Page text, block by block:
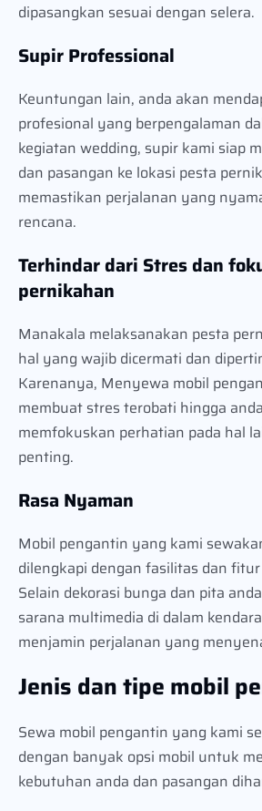
dipasangkan sesuai dengan selera.
Supir Professional
Keuntungan lain, anda akan
profesional yang berpengalaman
kegiatan wedding, supir kami siap
dan pasangan ke lokasi pesta
memastikan perjalanan yang
rencana.
Terhindar dari Stres dan
pernikahan
Manakala melaksanakan pesta
hal yang wajib dicermati dan
Karenanya, Menyewa mobil
membuat stres terobati hingga
memfokuskan perhatian pada hal
penting.
Rasa Nyaman
Mobil pengantin yang kami
dilengkapi dengan fasilitas dan
Selain dekorasi bunga dan pita
sarana multimedia di dalam
menjamin perjalanan yang
Jenis dan tipe mobil
Sewa mobil pengantin yang kami
dengan banyak opsi mobil untuk
kebutuhan anda dan pasangan